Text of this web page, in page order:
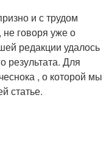
и с трудом
говоря уже о
редакции удалось
результата. Для
, о которой мы
статье.